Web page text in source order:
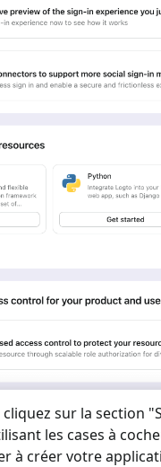
sur la section "
les cases à
à créer votre